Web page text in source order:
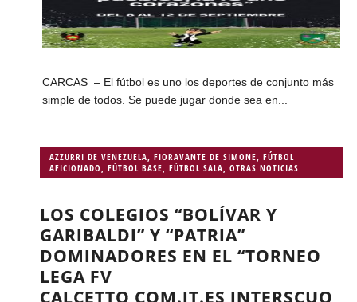
CARCAS – El fútbol es uno los deportes de conjunto más
simple de todos. Se puede jugar donde sea en...
AZZURRI DE VENEZUELA FIORAVANTE DE SIMONE FÚTBOL
AFICIONADO
FÚTBOL BASE FÚTBOL SALA OTRAS NOTICIAS
LOS COLEGIOS “BOLÍVAR Y
GARIBALDI” Y “PATRIA”
DOMINADORES EN EL “TORNEO
LEGA FV
CALCETTO COM.IT.ES INTERSCUO